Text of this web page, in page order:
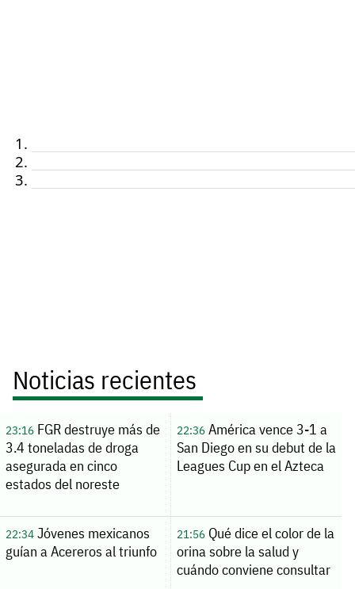
Noticias recientes
23:16FGR destruye más de
3.4 toneladas de droga
asegurada en cinco
estados del noreste
22:36América vence 3-1 a
San Diego en su debut de la
Leagues Cup en el Azteca
22:34Jóvenes mexicanos
guían a Acereros al triunfo
21:56Qué dice el color de la
orina sobre la salud y
cuándo conviene consultar